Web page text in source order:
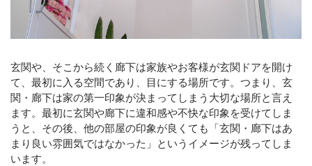
玄関や、そこから続く廊下は家族やお客様が玄関ドアを開け
て、最初に入る空間であり、目にする場所です。つまり、玄
関・廊下は家の第一印象が決まってしまう大切な場所と言え
ます。最初に玄関や廊下に違和感や不快な印象を受けてしま
うと、その後、他の部屋の印象が良くても「玄関・廊下はあ
まり良い雰囲気ではなかった」というイメージが残ってしま
います。